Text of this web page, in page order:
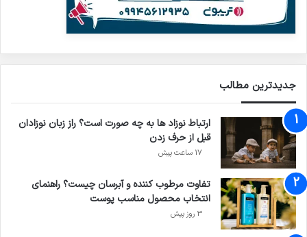
جدیدترین مطالب
ارتباط نوزاد ها به چه صورت است؟ راز زبان نوزادان
قبل از حرف زدن
17 ساعت پیش
تفاوت مرطوب کننده و آبرسان چیست؟ راهنمای
انتخاب محصول مناسب پوست
3 روز پیش